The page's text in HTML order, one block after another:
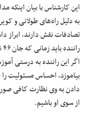
این کارشناس با بیان اینکه
به دلیل راه‌های طولانی و
تصادفات نقش دارند،
اگر این راننده به درستی
بیاموزد، احساس مسئولیت
دادن به وی نظارت کافی
از سوی او باشیم.